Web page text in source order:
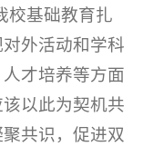
校基础教育扎
外活动和学科
才培养等方面
以此为契机共
共识，促进双